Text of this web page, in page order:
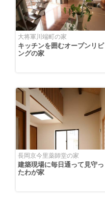
大将軍川端町の家
キッチンを囲むオープンリビ
ングの家
長岡京今里薬師堂の家
建築現場に毎日通って見守っ
たわが家